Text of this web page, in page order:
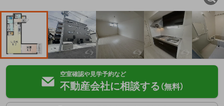
空室確認や見学予約など
不動産会社に相談する （無料）